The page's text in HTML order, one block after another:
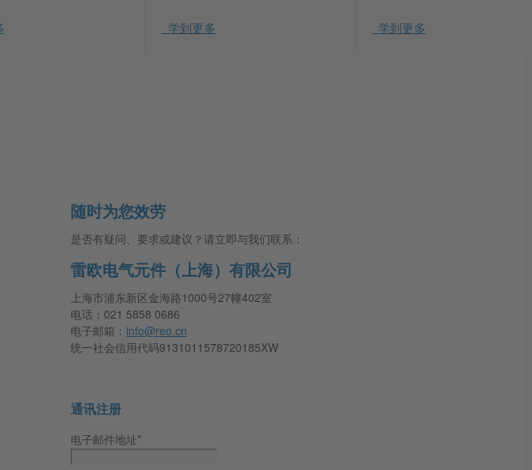
学到更多 学到更多
随时为您效劳
是否有疑问、要求或建议？请立即与我们联系：
雷欧电气元件（上海）有限公司
上海市浦东新区金海路1000号27幢402室
电话：021 5858 0686
电子邮箱： info@reo.cn
统一社会信用代码9131011578720185XW
通讯注册
电子邮件地址*